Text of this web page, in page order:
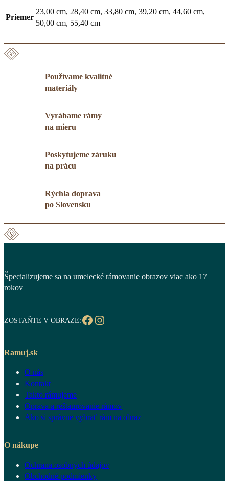
Priemer
23,00 cm, 28,40 cm, 33,80 cm, 39,20 cm, 44,60 cm,
50,00 cm, 55,40 cm
Používame kvalitné
materiály
Vyrábame rámy
na mieru
Poskytujeme záruku
na prácu
Rýchla doprava
po Slovensku
Špecializujeme sa na umelecké rámovanie obrazov viac ako 17
rokov
ZOSTAŇTE V OBRAZE:Facebook Instagram
Ramuj.sk
O nás
Kontakt
Takto rámujeme
Oprava a reštaurovanie rámov
Ako si správne vybrať rám na obraz
O nákupe
Ochrana osobných údajov
Obchodné podmienky